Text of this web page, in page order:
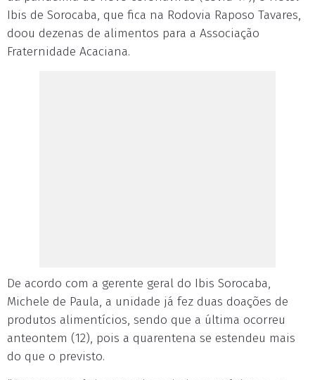
Ibis de Sorocaba, que fica na Rodovia Raposo Tavares,
doou dezenas de alimentos para a Associação
Fraternidade Acaciana.
De acordo com a gerente geral do Ibis Sorocaba,
Michele de Paula, a unidade já fez duas doações de
produtos alimentícios, sendo que a última ocorreu
anteontem (12), pois a quarentena se estendeu mais
do que o previsto.